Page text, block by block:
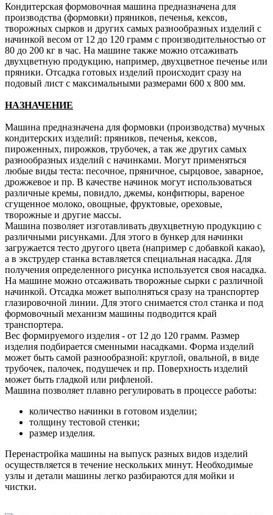
Кондитерская формовочная машина предназначена для
производства (формовки) пряников, печенья, кексов,
творожных сырков и других самых разнообразных изделий с
начинкой весом от 12 до 120 грамм с производительностью от
80 до 200 кг в час. На машине также можно отсаживать
двухцветную продукцию, например, двухцветное печенье или
пряники. Отсадка готовых изделий происходит сразу на
подовый лист с максимальными размерами 600 х 800 мм.
НАЗНАЧЕНИЕ
Машина предназначена для формовки (производства) мучных
кондитерских изделий: пряников, печенья, кексов,
пироженных, пирожков, трубочек, а так же других самых
разнообразных изделий с начинками. Могут применяться
любые виды теста: песочное, пряничное, сырцовое, заварное,
дрожжевое и пр. В качестве начинок могут использоваться
различные кремы, повидло, джемы, конфитюры, вареное
сгущенное молоко, овощные, фруктовые, ореховые,
творожные и другие массы.
Машина позволяет изготавливать двухцветную продукцию с
различными рисунками. Для этого в бункер для начинки
загружается тесто другого цвета (например с добавкой какао),
а в экструдер станка вставляется специальная насадка. Для
получения определенного рисунка используется своя насадка.
На машине можно отсаживать творожные сырки с различной
начинкой. Отсадка может выполняться сразу на транспортер
глазировочной линии. Для этого снимается стол станка и под
формовочный механизм машины подводится край
транспортера.
Вес формируемого изделия - от 12 до 120 грамм. Размер
изделия подбирается сменными насадками. Форма изделий
может быть самой разнообразной: круглой, овальной, в виде
трубочек, палочек, подушечек и пр. Поверхность изделий
может быть гладкой или рифленой.
Машина позволяет плавно регулировать в процессе работы:
количество начинки в готовом изделии;
толщину тестовой стенки;
размер изделия.
Перенастройка машины на выпуск разных видов изделий
осуществляется в течение нескольких минут. Необходимые
узлы и детали машины легко разбираются для мойки и
чистки.